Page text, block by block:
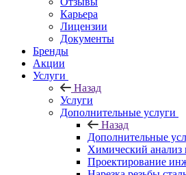
Карьера
Лицензии
Документы
Бренды
Акции
Услуги
Назад
Услуги
Дополнительные услуги
Назад
Дополнительные
Химический анализ
Проектирование